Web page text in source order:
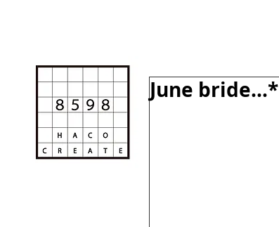
June bride...*